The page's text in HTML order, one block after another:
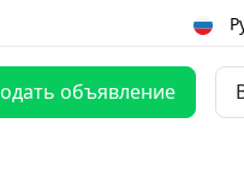
объявление